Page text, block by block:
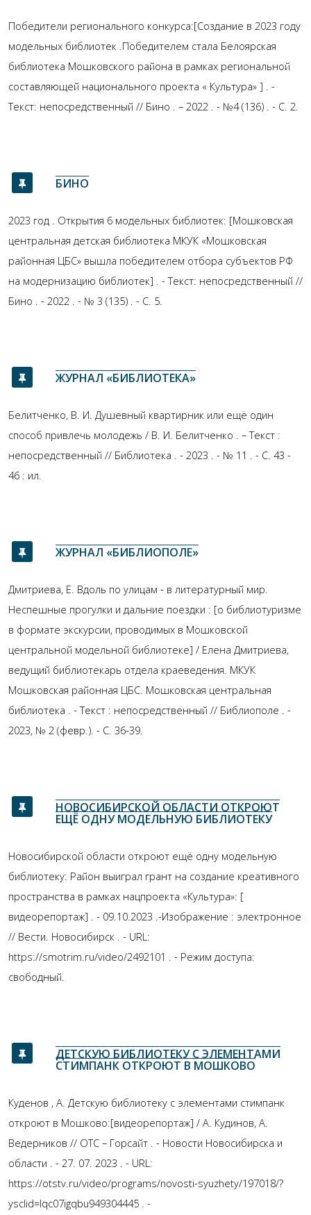
Победители регионального конкурса:[Создание в 2023 году
модельных библиотек .Победителем стала Белоярская
библиотека Мошковского района в рамках региональной
составляющей национального проекта « Культура» ] . -
Текст: непосредственный // Бино . – 2022 . - №4 (136) . - С. 2.
БИНО
2023 год . Открытия 6 модельных библиотек: [Мошковская
центральная детская библиотека МКУК «Мошковская
районная ЦБС» вышла победителем отбора субъектов РФ
на модернизацию библиотек] . - Текст: непосредственный //
Бино . - 2022 . - № 3 (135) . - С. 5.
ЖУРНАЛ «БИБЛИОТЕКА»
Белитченко, В. И. Душевный квартирник или ещё один
способ привлечь молодежь / В. И. Белитченко . – Текст :
непосредственный // Библиотека . - 2023 . - № 11 . - С. 43 -
46 : ил.
ЖУРНАЛ «БИБЛИОПОЛЕ»
Дмитриева, Е. Вдоль по улицам - в литературный мир.
Неспешные прогулки и дальние поездки : [о библиотуризме
в формате экскурсии, проводимых в Мошковской
центральной модельной библиотеке] / Елена Дмитриева,
ведущий библиотекарь отдела краеведения. МКУК
Мошковская районная ЦБС. Мошковская центральная
библиотека . - Текст : непосредственный // Библиополе . -
2023, № 2 (февр.). - С. 36-39.
НОВОСИБИРСКОЙ ОБЛАСТИ ОТКРОЮТ
ЕЩЁ ОДНУ МОДЕЛЬНУЮ БИБЛИОТЕКУ
Новосибирской области откроют ещё одну модельную
библиотеку: Район выиграл грант на создание креативного
пространства в рамках нацпроекта «Культура»: [
видеорепортаж] . - 09.10.2023 .-Изображение : электронное
// Вести. Новосибирск . - URL:
https://smotrim.ru/video/2492101 . - Режим доступа:
свободный.
ДЕТСКУЮ БИБЛИОТЕКУ С ЭЛЕМЕНТАМИ
СТИМПАНК ОТКРОЮТ В МОШКОВО
Куденов , А. Детскую библиотеку с элементами стимпанк
откроют в Мошково:[видеорепортаж] / А. Кудинов, А.
Ведерников // ОТС – Горсайт . - Новости Новосибирска и
области . - 27. 07. 2023 . - URL:
https://otstv.ru/video/programs/novosti-syuzhety/197018/?
ysclid=lqc07igqbu949304445 . -